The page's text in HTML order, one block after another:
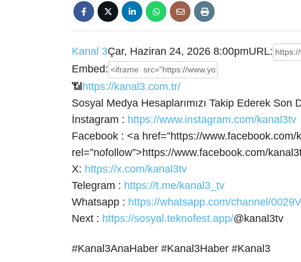
Kanal 3Çar, Haziran 24, 2026 8:00pmURL:
Embed:
📶https://kanal3.com.tr/
Sosyal Medya Hesaplarımızı Takip Ederek Son
İnstagram : https://www.instagram.com/kanal3tv
Facebook : <a href=”https://www.facebook.com/
rel=”nofollow”>https://www.facebook.com/
X: https://x.com/kanal3tv
Telegram : https://t.me/kanal3_tv
Whatsapp : https://whatsapp.com/channel/
Next : https://sosyal.teknofest.app/@kanal3tv
#Kanal3AnaHaber #Kanal3Haber #Kanal3